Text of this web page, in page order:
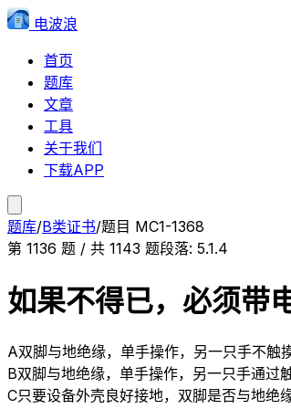
电波浪
首页
题库
文章
工具
关于我们
下载APP
题库/B类证书/题目 MC1-1368
第 1136 题 / 共 1143 题段落: 5.1.4
如果不得已，必须带
A双脚与地绝缘，单手操作，另一只手不触
B双脚与地绝缘，单手操作，另一只手通过
C只要设备外壳良好接地，双脚是否与地绝